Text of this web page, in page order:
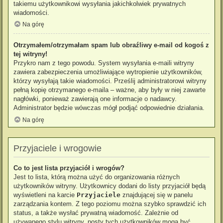
takiemu użytkownikowi wysyłania jakichkolwiek prywatnych
wiadomości.
Na górę
Otrzymałem/otrzymałam spam lub obraźliwy e-mail od kogoś z
tej witryny!
Przykro nam z tego powodu. System wysyłania e-maili witryny
zawiera zabezpieczenia umożliwiające wytropienie użytkowników,
którzy wysyłają takie wiadomości. Prześlij administratorowi witryny
pełną kopię otrzymanego e-maila – ważne, aby były w niej zawarte
nagłówki, ponieważ zawierają one informacje o nadawcy.
Administrator będzie wówczas mógł podjąć odpowiednie działania.
Na górę
Przyjaciele i wrogowie
Co to jest lista przyjaciół i wrogów?
Jest to lista, którą można użyć do organizowania różnych
użytkowników witryny. Użytkownicy dodani do listy przyjaciół będą
wyświetleni na karcie Przyjaciele znajdującej się w panelu
zarządzania kontem. Z tego poziomu można szybko sprawdzić ich
status, a także wysłać prywatną wiadomość. Zależnie od